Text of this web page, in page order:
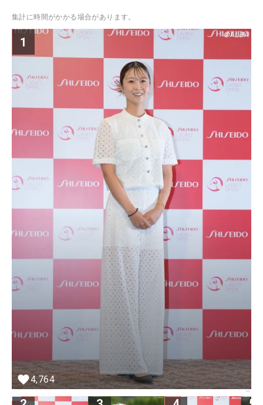
集計に時間がかかる場合があります。
1
4,764